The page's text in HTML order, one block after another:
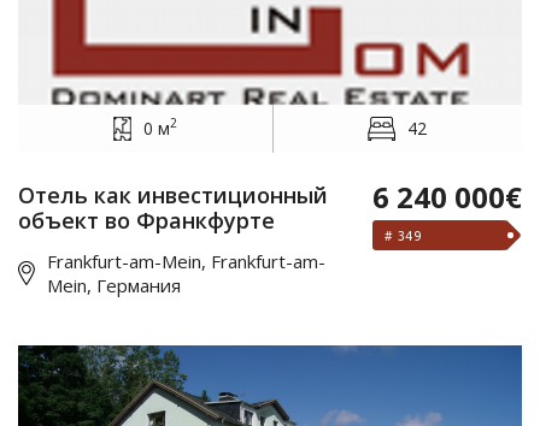
0 м2 42
Отель как инвестиционный
объект во Франкфурте
Frankfurt-am-Mein, Frankfurt-am-
Mein, Германия
6 240 000€
# 349